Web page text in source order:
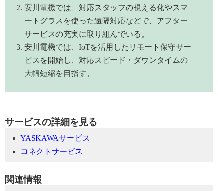
安川電機では、対応スタッフの視える化やスマ
ートグラスを使った遠隔対応などで、アフター
サービスの充実に取り組んでいる。
安川電機では、IoTを活用したリモート保守サー
ビスを開始し、対応スピード・ダウンタイムの
大幅短縮を目指す。
サービスの詳細を見る
YASKAWAサービス
コネクトサービス
関連情報